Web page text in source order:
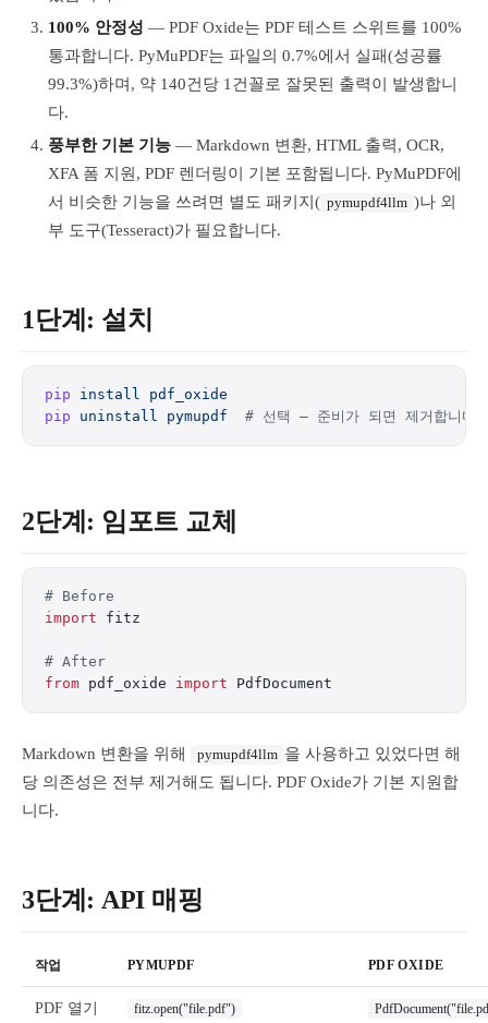
100% 안정성 — PDF Oxide는 PDF 테스트 스위트를 100%
통과합니다. PyMuPDF는 파일의 0.7%에서 실패(성공률
99.3%)하며, 약 140건당 1건꼴로 잘못된 출력이 발생합니
다.
풍부한 기본 기능 — Markdown 변환, HTML 출력, OCR,
XFA 폼 지원, PDF 렌더링이 기본 포함됩니다. PyMuPDF에
서 비슷한 기능을 쓰려면 별도 패키지( pymupdf4llm )나 외
부 도구(Tesseract)가 필요합니다.
1단계: 설치
pip install pdf_oxide
pip uninstall pymupdf
  # 선택 — 준비가 되면 제거합니다
2단계: 임포트 교체
# Before
import fitz
# After
from pdf_oxide import PdfDocument
Markdown 변환을 위해 pymupdf4llm 을 사용하고 있었다면 해
당 의존성은 전부 제거해도 됩니다. PDF Oxide가 기본 지원합
니다.
3단계: API 매핑
작업 PYMUPDF PDF OXIDE
PDF 열기 fitz.open("file.pdf")